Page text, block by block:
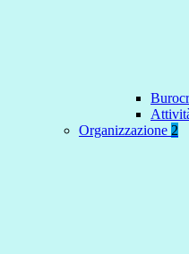
Organizzazione 2